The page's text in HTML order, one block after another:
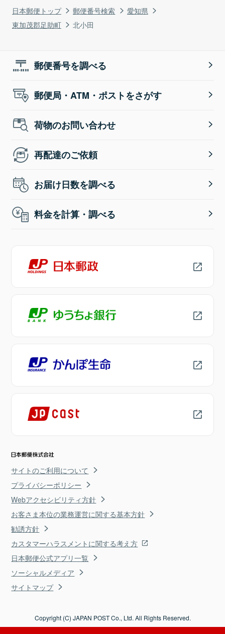
日本郵便トップ 郵便番号検索
愛知県
東加茂郡足助町
北小田
郵便番号を調べる
郵便局・ATM・ポストをさがす
荷物のお問い合わせ
再配達のご依頼
お届け日数を調べる
料金を計算・調べる
サイトのご利用について
プライバシーポリシー
Webアクセシビリティ方針
お客さま本位の業務運営に関する基本方針
勧誘方針
カスタマーハラスメントに関する考え方
日本郵便公式アプリ一覧
ソーシャルメディア
サイトマップ
Copyright (C) JAPAN POST Co., Ltd. All Rights Reserved.